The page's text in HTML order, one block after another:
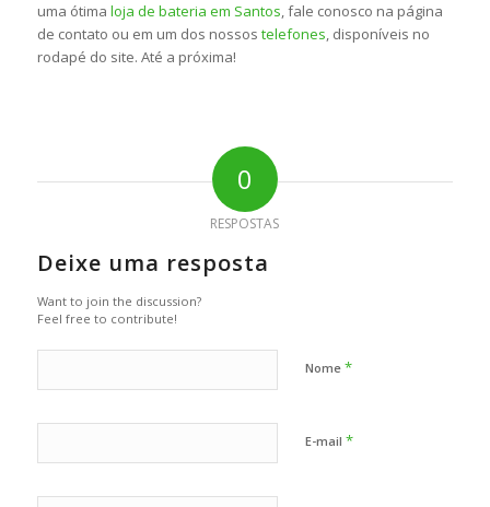
uma ótima loja de bateria em Santos, fale conosco na página
de contato ou em um dos nossos telefones, disponíveis no
rodapé do site. Até a próxima!
0
RESPOSTAS
Deixe uma resposta
Want to join the discussion?
Feel free to contribute!
Nome *
E-mail *